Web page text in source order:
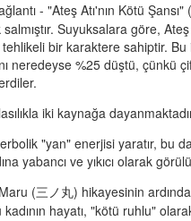
- "Ateş Atı'nın Kötü
Suyuksalara göre, Ateş
bir karaktere sahiptir. Bu
%25 düştü, çünkü
iki kaynağa
"yan" enerjisi yaratır, bu
yabancı ve yıkıcı olarak
(三ノ丸) hikayesinin
hayatı, "kötü ruhlu" olarak